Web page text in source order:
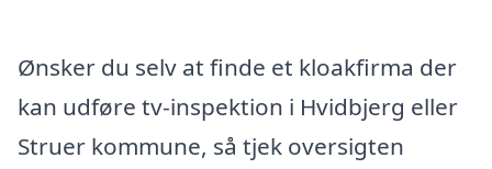
Ønsker du selv at finde et kloakfirma der
kan udføre tv-inspektion i Hvidbjerg eller
Struer kommune, så tjek oversigten